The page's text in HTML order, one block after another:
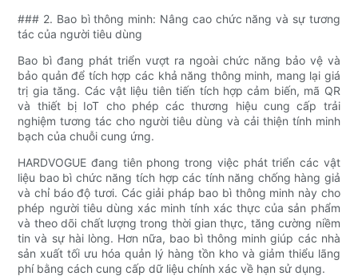
### 2. Bao bì thông minh: Nâng cao chức năng và sự tương
tác của người tiêu dùng
Bao bì đang phát triển vượt ra ngoài chức năng bảo vệ và
bảo quản để tích hợp các khả năng thông minh, mang lại giá
trị gia tăng. Các vật liệu tiên tiến tích hợp cảm biến, mã QR
và thiết bị IoT cho phép các thương hiệu cung cấp trải
nghiệm tương tác cho người tiêu dùng và cải thiện tính minh
bạch của chuỗi cung ứng.
HARDVOGUE đang tiên phong trong việc phát triển các vật
liệu bao bì chức năng tích hợp các tính năng chống hàng giả
và chỉ báo độ tươi. Các giải pháp bao bì thông minh này cho
phép người tiêu dùng xác minh tính xác thực của sản phẩm
và theo dõi chất lượng trong thời gian thực, tăng cường niềm
tin và sự hài lòng. Hơn nữa, bao bì thông minh giúp các nhà
sản xuất tối ưu hóa quản lý hàng tồn kho và giảm thiểu lãng
phí bằng cách cung cấp dữ liệu chính xác về hạn sử dụng.